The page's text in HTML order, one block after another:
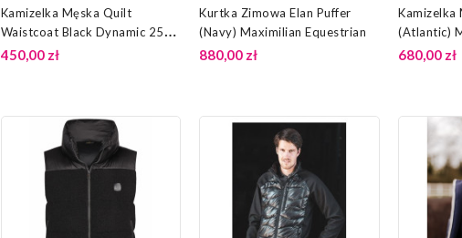
Kamizelka Męska Quilt
Waistcoat Black Dynamic 25
Eskadron
450,00 zł
Kurtka Zimowa Elan Puffer
(Navy) Maximilian Equestrian
880,00 zł
Kamizelka
(Atlantic)
Equestrian
680,00 zł